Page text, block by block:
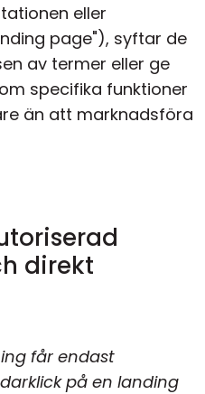
eller
page"), syftar de
av termer eller ge
specifika funktioner
än att marknadsföra
direkt
får endast
på en landing